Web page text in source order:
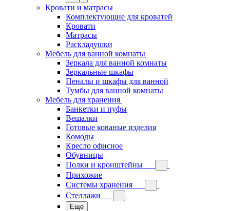
Кровати и матрасы
Комплектующие для кроватей
Кровати
Матрасы
Раскладушки
Мебель для ванной комнаты
Зеркала для ванной комнаты
Зеркальные шкафы
Пеналы и шкафы для ванной
Тумбы для ванной комнаты
Мебель для хранения
Банкетки и пуфы
Вешалки
Готовые кованые изделия
Комоды
Кресло офисное
Обувницы
Полки и кронштейны
Прихожие
Системы хранения
Стеллажи
Еще